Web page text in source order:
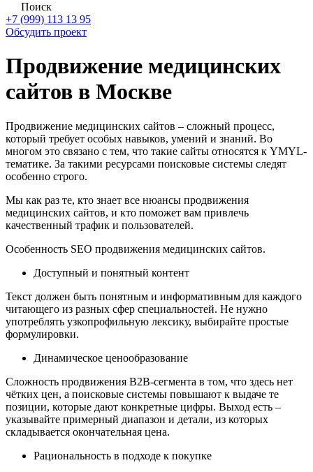
Поиск
+7 (999) 113 13 95
Обсудить проект
Продвижение медицинских
сайтов в Москве
Продвижение медицинских сайтов – сложный процесс,
который требует особых навыков, умений и знаний. Во
многом это связано с тем, что такие сайты относятся к YMYL-
тематике. За такими ресурсами поисковые системы следят
особенно строго.
Мы как раз те, кто знает все нюансы продвижения
медицинских сайтов, и кто поможет вам привлечь
качественный трафик и пользователей.
Особенность SEO продвижения медицинских сайтов.
Доступный и понятный контент
Текст должен быть понятным и информативным для каждого
читающего из разных сфер специальностей. Не нужно
употреблять узкопрофильную лексику, выбирайте простые
формулировки.
Динамическое ценообразование
Сложность продвижения В2В-сегмента в том, что здесь нет
чётких цен, а поисковые системы повышают к выдаче те
позиции, которые дают конкретные цифры. Выход есть –
указывайте примерный диапазон и детали, из которых
складывается окончательная цена.
Рациональность в подходе к покупке